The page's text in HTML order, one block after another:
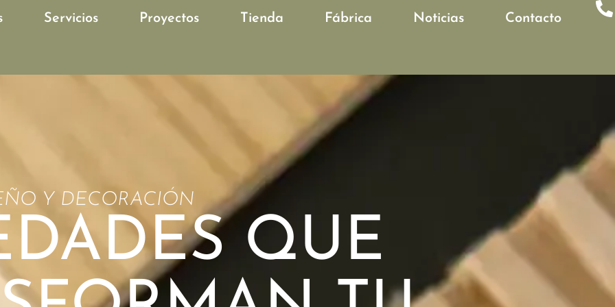
Servicios Proyectos Tienda Fábrica Noticias Contacto
Y DECORACIÓN
QUE